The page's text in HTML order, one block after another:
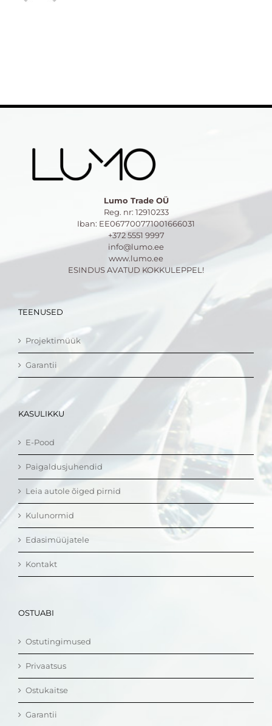
Lumo Trade OÜ
Reg. nr: 12910233
Iban: EE067700771001666031
+372 5551 9997
info@lumo.ee
www.lumo.ee
ESINDUS AVATUD KOKKULEPPEL!
TEENUSED
Projektimüük
Garantii
KASULIKKU
E-Pood
Paigaldusjuhendid
Leia autole õiged pirnid
Kulunormid
Edasimüüjatele
Kontakt
OSTUABI
Ostutingimused
Privaatsus
Ostukaitse
Garantii